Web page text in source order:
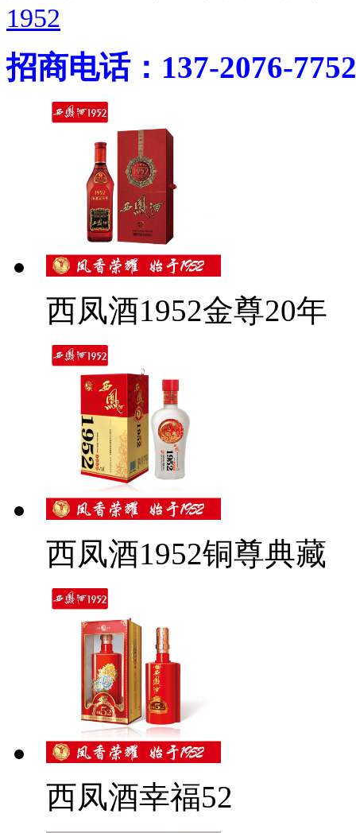
1952
招商电话：137-2076-7752
西凤酒1952金尊20年
西凤酒1952铜尊典藏
西凤酒幸福52